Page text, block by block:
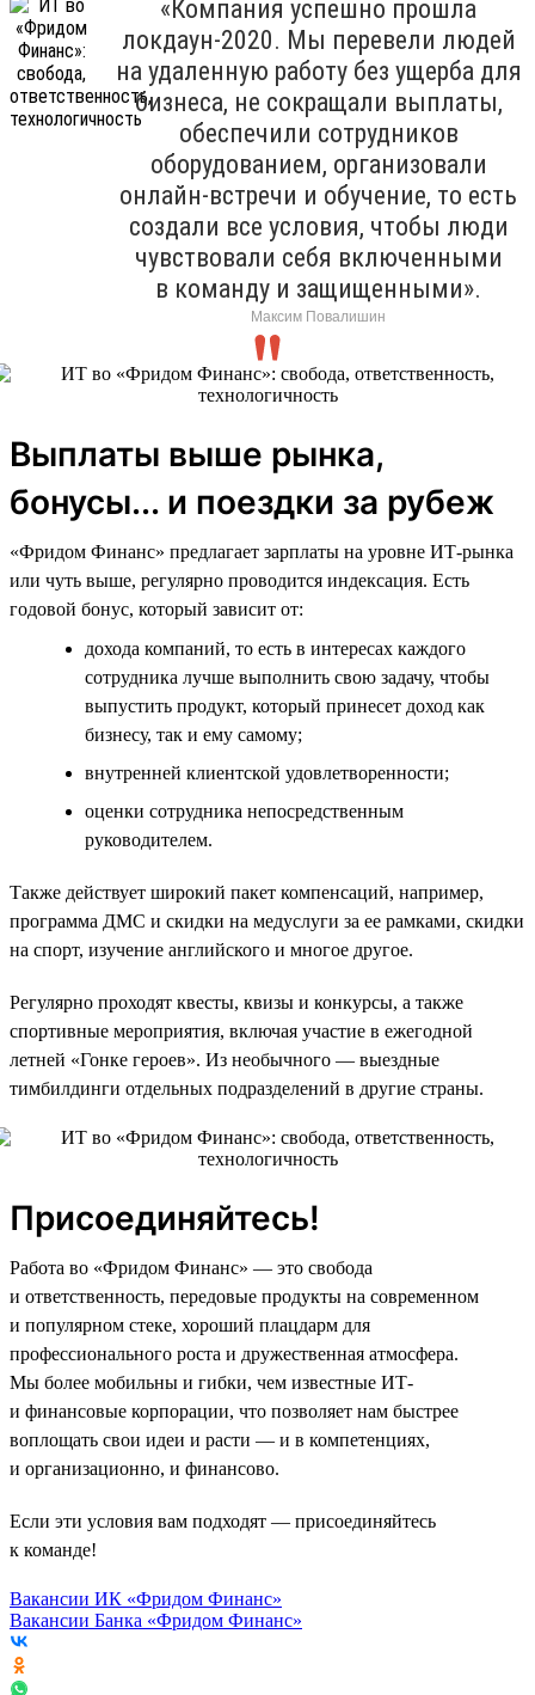
«Компания успешно прошла
локдаун-2020. Мы перевели людей
на удаленную работу без ущерба для
бизнеса, не сокращали выплаты,
обеспечили сотрудников
оборудованием, организовали
онлайн-встречи и обучение, то есть
создали все условия, чтобы люди
чувствовали себя включенными
в команду и защищенными».
Максим Повалишин
Выплаты выше рынка,
бонусы... и поездки за рубеж
«Фридом Финанс» предлагает зарплаты на уровне ИТ-рынка
или чуть выше, регулярно проводится индексация. Есть
годовой бонус, который зависит от:
дохода компаний, то есть в интересах каждого
сотрудника лучше выполнить свою задачу, чтобы
выпустить продукт, который принесет доход как
бизнесу, так и ему самому;
внутренней клиентской удовлетворенности;
оценки сотрудника непосредственным
руководителем.
Также действует широкий пакет компенсаций, например,
программа ДМС и скидки на медуслуги за ее рамками, скидки
на спорт, изучение английского и многое другое.
Регулярно проходят квесты, квизы и конкурсы, а также
спортивные мероприятия, включая участие в ежегодной
летней «Гонке героев». Из необычного — выездные
тимбилдинги отдельных подразделений в другие страны.
Присоединяйтесь!
Работа во «Фридом Финанс» — это свобода
и ответственность, передовые продукты на современном
и популярном стеке, хороший плацдарм для
профессионального роста и дружественная атмосфера.
Мы более мобильны и гибки, чем известные ИТ-
и финансовые корпорации, что позволяет нам быстрее
воплощать свои идеи и расти — и в компетенциях,
и организационно, и финансово.
Если эти условия вам подходят — присоединяйтесь
к команде!
Вакансии ИК «Фридом Финанс»
Вакансии Банка «Фридом Финанс»